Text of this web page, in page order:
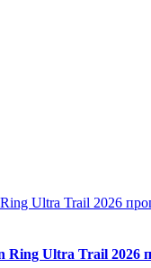
Ultra Trail 2026
Ring Ultra Trail